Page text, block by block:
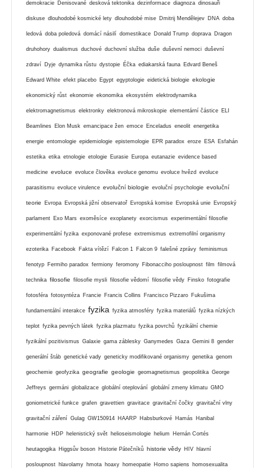
demokracie Denisované desková tektonika dezinformace diagnoza dinosauři
diskuse dlouhodobé kosmické lety dlouhodobé mise Dmitrij Mendělejev DNA doba
ledová doba poledová domácí násilí domestikace Donald Trump doprava Dragon
druhohory dualismus duchové duchovní služba duše duševní nemoci duševní
zdraví Dyje dynamika růstu dystopie Éčka ediakarská fauna Edvard Beneš
Edward White efekt placebo Egypt egyptologie eidetická biologie ekologie
ekonomický růst ekonomie ekonomika ekosystém elektrodynamika
elektromagnetismus elektronky elektronová mikroskopie elementární částice ELI
Beamlines Elon Musk emancipace žen emoce Enceladus eneolit energetika
energie entomologie epidemiologie epistemologie EPR paradox eroze ESA Esfahán
estetika etika etnologie etologie Eurasie Europa eutanazie evidence based
medicine evoluce evoluce člověka evoluce genomu evoluce hvězd evoluce
parasitismu evoluce virulence evoluční biologie evoluční psychologie evoluční
teorie Evropa Evropská jižní observatoř Evropská komise Evropská unie Evropský
parlament Exo Mars exoměsíce exoplanety exorcismus experimentální filosofie
experimentální fyzika exponované profese extremismus extremofilní organismy
ezoterika Facebook Fakta vítězí Falcon 1 Falcon 9 falešné zprávy feminismus
fenotyp Fermiho paradox fermiony feromony Fibonacciho posloupnost film filmová
technika filosofie filosofie mysli filosofie vědomí filosofie vědy Finsko fotografie
fotosféra fotosyntéza Francie Francis Collins Francisco Pizzaro Fukušima
fundamentální interakce fyzika fyzika atmosféry fyzika materiálů fyzika nízkých
teplot fyzika pevných látek fyzika plazmatu fyzika povrchů fyzikální chemie
fyzikální pozitivismus Galaxie gama záblesky Ganymedes Gaza Gemini 8 gender
generální štáb genetické vady geneticky modifikované organismy genetika genom
geochemie geofyzika geografie geologie geomagnetismus geopolitika George
Jeffreys germáni globalizace globální oteplování globální zmeny klimatu GMO
goniometrické funkce grafen gravettien gravitace gravitační čočky gravitační vlny
gravitační záření Gulag GW150914 HAARP Habsburkové Hamás Hanibal
harmonie HDP helenistický svět helioseismologie helium Hernán Cortés
heutagogika Higgsův boson Historie Pátečníků historie vědy HIV hlavní
posloupnost hlavolamy hmota hoaxy homeopatie Homo sapiens homosexualita